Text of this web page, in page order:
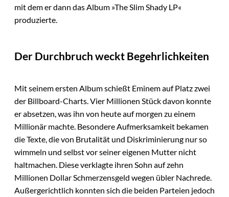
mit dem er dann das Album »The Slim Shady LP«
produzierte.
Der Durchbruch weckt Begehrlichkeiten
Mit seinem ersten Album schießt Eminem auf Platz zwei
der Billboard-Charts. Vier Millionen Stück davon konnte
er absetzen, was ihn von heute auf morgen zu einem
Millionär machte. Besondere Aufmerksamkeit bekamen
die Texte, die von Brutalität und Diskriminierung nur so
wimmeln und selbst vor seiner eigenen Mutter nicht
haltmachen. Diese verklagte ihren Sohn auf zehn
Millionen Dollar Schmerzensgeld wegen übler Nachrede.
Außergerichtlich konnten sich die beiden Parteien jedoch